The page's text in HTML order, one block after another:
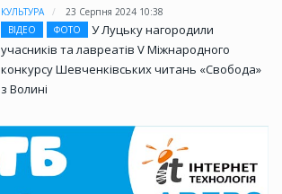
КУЛЬТУРА
23 Серпня 2024 10:38
ВІДЕО
ФОТО
У Луцьку нагородили
учасників та лавреатів V Міжнародного
конкурсу Шевченківських читань «Свобода»
з Волині